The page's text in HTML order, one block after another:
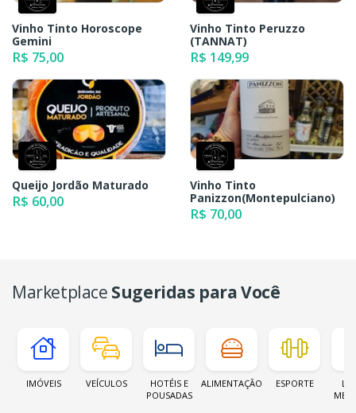
Vinho Tinto Horoscope
Gemini
R$ 75,00
Vinho Tinto Peruzzo
(TANNAT)
R$ 149,99
Queijo Jordão Maturado
R$ 60,00
Vinho Tinto
Panizzon(Montepulciano)
R$ 70,00
Marketplace Sugeridas para Você
IMÓVEIS VEÍCULOS
HOTÉIS E
POUSADAS
ALIMENTAÇÃO ESPORTE